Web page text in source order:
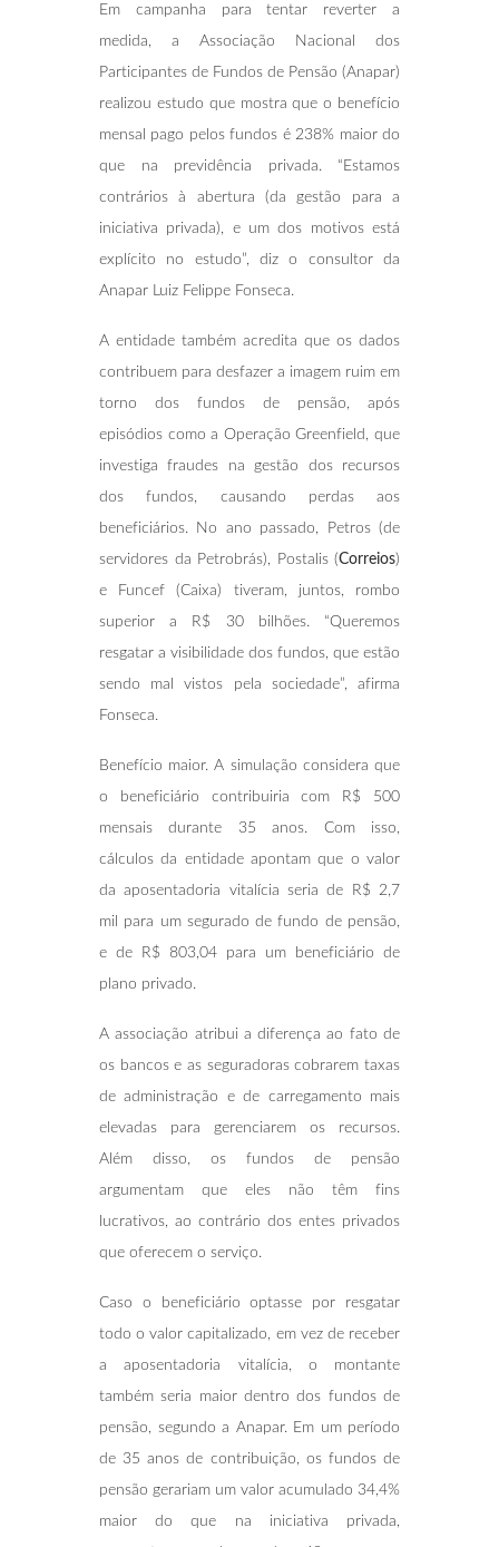
Em campanha para tentar reverter a
medida, a Associação Nacional dos
Participantes de Fundos de Pensão (Anapar)
realizou estudo que mostra que o benefício
mensal pago pelos fundos é 238% maior do
que na previdência privada. “Estamos
contrários à abertura (da gestão para a
iniciativa privada), e um dos motivos está
explícito no estudo”, diz o consultor da
Anapar Luiz Felippe Fonseca.
A entidade também acredita que os dados
contribuem para desfazer a imagem ruim em
torno dos fundos de pensão, após
episódios como a Operação Greenfield, que
investiga fraudes na gestão dos recursos
dos fundos, causando perdas aos
beneficiários. No ano passado, Petros (de
servidores da Petrobrás), Postalis (Correios)
e Funcef (Caixa) tiveram, juntos, rombo
superior a R$ 30 bilhões. “Queremos
resgatar a visibilidade dos fundos, que estão
sendo mal vistos pela sociedade”, afirma
Fonseca.
Benefício maior. A simulação considera que
o beneficiário contribuiria com R$ 500
mensais durante 35 anos. Com isso,
cálculos da entidade apontam que o valor
da aposentadoria vitalícia seria de R$ 2,7
mil para um segurado de fundo de pensão,
e de R$ 803,04 para um beneficiário de
plano privado.
A associação atribui a diferença ao fato de
os bancos e as seguradoras cobrarem taxas
de administração e de carregamento mais
elevadas para gerenciarem os recursos.
Além disso, os fundos de pensão
argumentam que eles não têm fins
lucrativos, ao contrário dos entes privados
que oferecem o serviço.
Caso o beneficiário optasse por resgatar
todo o valor capitalizado, em vez de receber
a aposentadoria vitalícia, o montante
também seria maior dentro dos fundos de
pensão, segundo a Anapar. Em um período
de 35 anos de contribuição, os fundos de
pensão gerariam um valor acumulado 34,4%
maior do que na iniciativa privada,